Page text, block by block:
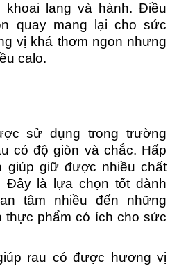
khoai lang và hành. Điều
quay mang lại cho sức
vị khá thơm ngon nhưng
calo.
sử dụng trong trường
có độ giòn và chắc. Hấp
giúp giữ được nhiều chất
Đây là lựa chọn tốt dành
tâm nhiều đến những
thực phẩm có ích cho sức
rau có được hương vị